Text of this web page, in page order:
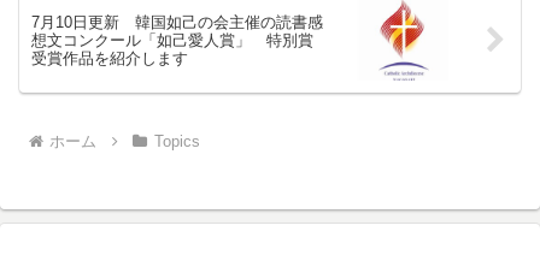
7月10日更新 韓国如己の会主催の読書感
想文コンクール「如己愛人賞」 特別賞
受賞作品を紹介します
ホーム Topics